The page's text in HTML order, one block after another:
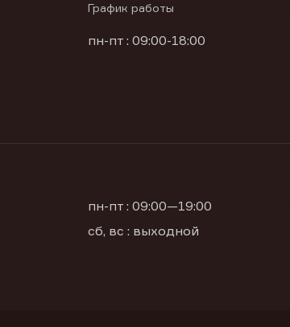
График работы
пн-пт : 09:00-18:00
пн-пт : 09:00—19:00
сб, вс : выходной